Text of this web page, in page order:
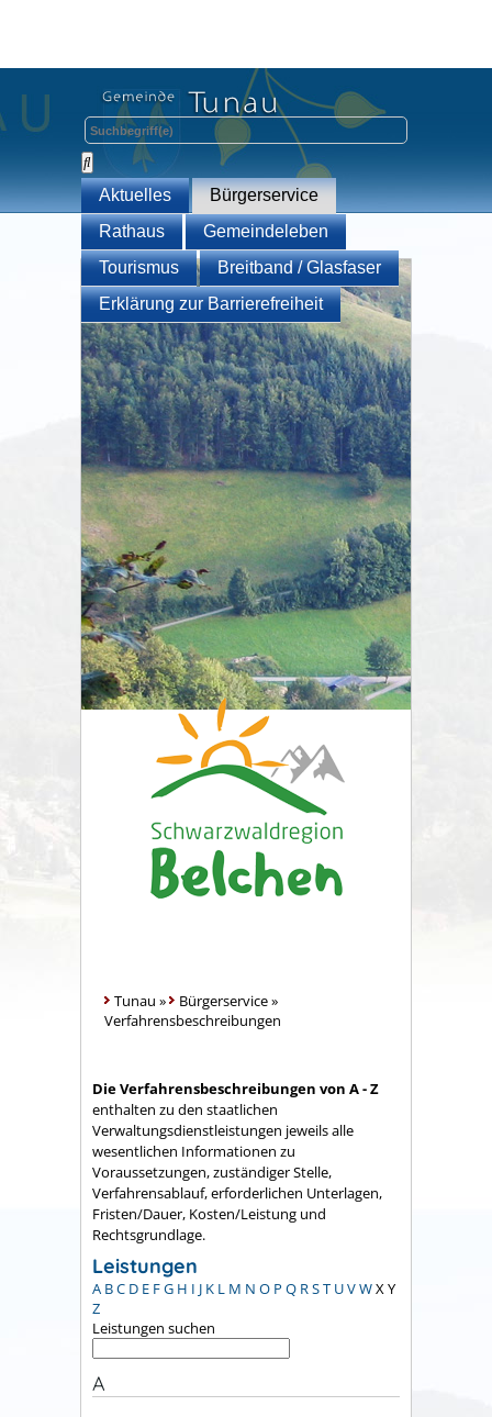
Aktuelles
Bürgerservice
Rathaus
Gemeindeleben
Tourismus
Breitband / Glasfaser
Erklärung zur Barrierefreiheit
Tunau » Bürgerservice»
Verfahrensbeschreibungen
Die Verfahrensbeschreibungen von A - Z
enthalten zu den staatlichen
Verwaltungsdienstleistungen jeweils alle
wesentlichen Informationen zu
Voraussetzungen, zuständiger Stelle,
Verfahrensablauf, erforderlichen Unterlagen,
Fristen/Dauer, Kosten/Leistung und
Rechtsgrundlage.
Leistungen
A BC D E FG H I J K L M N O P Q RST UVWXY
Z
Leistungen suchen
A